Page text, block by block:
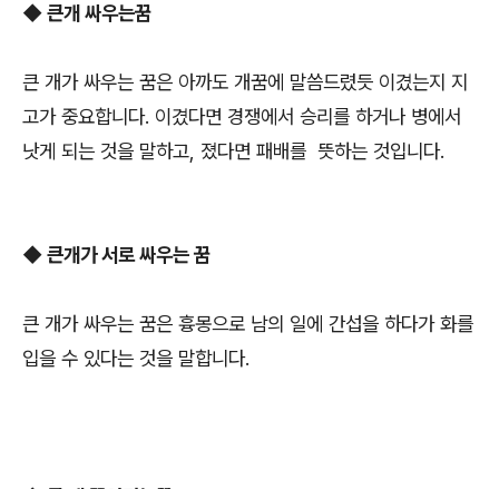
◆ 큰개 싸우는꿈
큰 개가 싸우는 꿈은 아까도 개꿈에 말씀드렸듯 이겼는지 지
고가 중요합니다. 이겼다면 경쟁에서 승리를 하거나 병에서
낫게 되는 것을 말하고, 졌다면 패배를 뜻하는 것입니다.
◆ 큰개가 서로 싸우는 꿈
큰 개가 싸우는 꿈은 흉몽으로 남의 일에 간섭을 하다가 화를
입을 수 있다는 것을 말합니다.